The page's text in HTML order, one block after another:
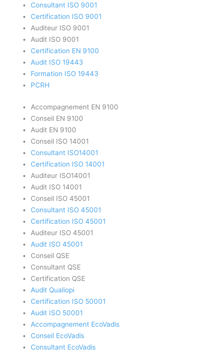
Consultant ISO 9001
Certification ISO 9001
Auditeur ISO 9001
Audit ISO 9001
Certification EN 9100
Audit ISO 19443
Formation ISO 19443
PCRH
Accompagnement EN 9100
Conseil EN 9100
Audit EN 9100
Conseil ISO 14001
Consultant ISO14001
Certification ISO 14001
Auditeur ISO14001
Audit ISO 14001
Conseil ISO 45001
Consultant ISO 45001
Certification ISO 45001
Auditeur ISO 45001
Audit ISO 45001
Conseil QSE
Consultant QSE
Certification QSE
Audit Qualiopi
Certification ISO 50001
Audit ISO 50001
Accompagnement EcoVadis
Conseil EcoVadis
Consultant EcoVadis